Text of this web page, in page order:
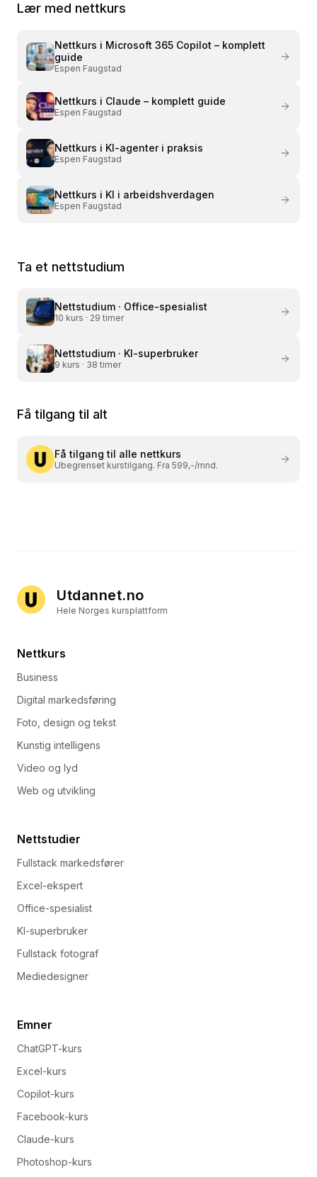
Lær med nettkurs
Nettkurs i Microsoft 365 Copilot – komplett
guide
Espen Faugstad
Nettkurs i Claude – komplett guide
Espen Faugstad
Nettkurs i KI-agenter i praksis
Espen Faugstad
Nettkurs i KI i arbeidshverdagen
Espen Faugstad
Ta et nettstudium
Nettstudium · Office-spesialist
10 kurs · 29 timer
Nettstudium · KI-superbruker
9 kurs · 38 timer
Få tilgang til alt
Få tilgang til alle nettkurs
Ubegrenset kurstilgang. Fra 599,-/mnd.
Utdannet.no
Hele Norges kursplattform
Nettkurs
Business
Digital markedsføring
Foto, design og tekst
Kunstig intelligens
Video og lyd
Web og utvikling
Nettstudier
Fullstack markedsfører
Excel-ekspert
Office-spesialist
KI-superbruker
Fullstack fotograf
Mediedesigner
Emner
ChatGPT-kurs
Excel-kurs
Copilot-kurs
Facebook-kurs
Claude-kurs
Photoshop-kurs